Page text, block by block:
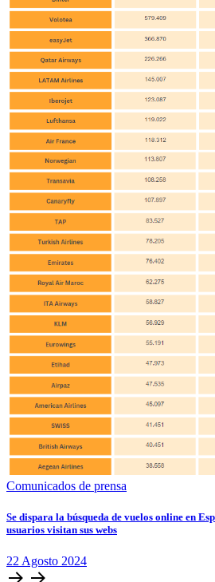
Comunicados de prensa
Se dispara la búsqueda de vuelos online en
usuarios visitan sus webs
22 Agosto 2024